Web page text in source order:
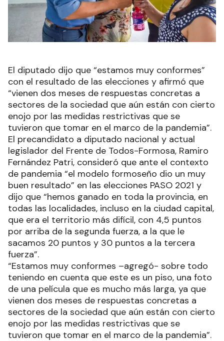
El diputado dijo que “estamos muy conformes”
con el resultado de las elecciones y afirmó que
“vienen dos meses de respuestas concretas a
sectores de la sociedad que aún están con cierto
enojo por las medidas restrictivas que se
tuvieron que tomar en el marco de la pandemia”.
El precandidato a diputado nacional y actual
legislador del Frente de Todos-Formosa, Ramiro
Fernández Patri, consideró que ante el contexto
de pandemia “el modelo formoseño dio un muy
buen resultado” en las elecciones PASO 2021 y
dijo que “hemos ganado en toda la provincia, en
todas las localidades, incluso en la ciudad capital,
que era el territorio más difícil, con 4,5 puntos
por arriba de la segunda fuerza, a la que le
sacamos 20 puntos y 30 puntos a la tercera
fuerza”.
“Estamos muy conformes –agregó- sobre todo
teniendo en cuenta que este es un piso, una foto
de una película que es mucho más larga, ya que
vienen dos meses de respuestas concretas a
sectores de la sociedad que aún están con cierto
enojo por las medidas restrictivas que se
tuvieron que tomar en el marco de la pandemia”.